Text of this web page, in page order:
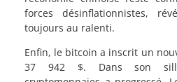
forces désinflationnistes,
toujours au ralenti.
Enfin, le bitcoin a inscrit un
37 942 $. Dans son